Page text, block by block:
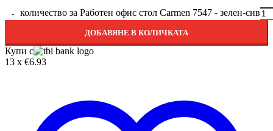
количество за Работен офис стол Carmen 7547 - зелен-сив
ДОБАВЯНЕ В КОЛИЧКАТА
Купи с
13 x €6.93